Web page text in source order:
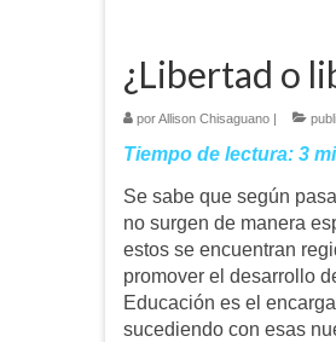
¿Libertad o
porAllison Chisaguano |
Tiempo de lectura: 3
Se sabe que según
no surgen de manera
estos se encuentran
promover el desarrollo
Educación es el
sucediendo con esas